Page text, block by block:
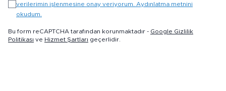
verilerimin işlenmesine onay veriyorum. Aydınlatma metnini
okudum.
Bu form reCAPTCHA tarafından korunmaktadır - Google Gizlilik
Politikası ve Hizmet Şartları geçerlidir.